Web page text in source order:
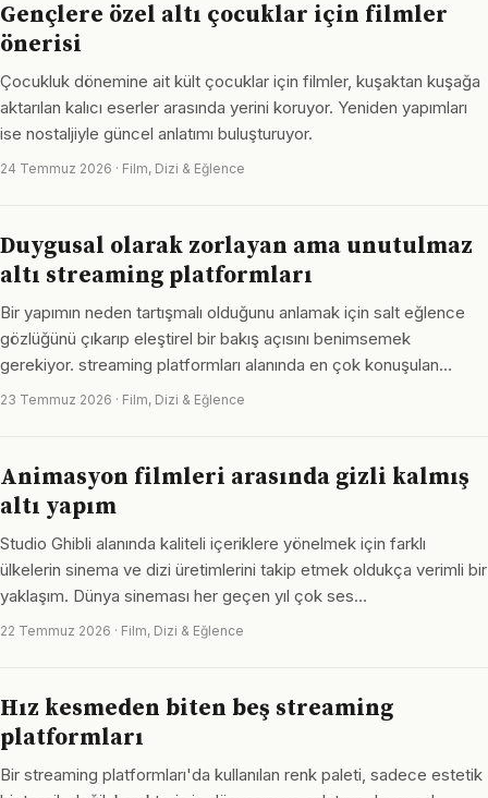
Gençlere özel altı çocuklar için filmler
önerisi
Çocukluk dönemine ait kült çocuklar için filmler, kuşaktan kuşağa
aktarılan kalıcı eserler arasında yerini koruyor. Yeniden yapımları
ise nostaljiyle güncel anlatımı buluşturuyor.
24 Temmuz 2026 · Film, Dizi & Eğlence
Duygusal olarak zorlayan ama unutulmaz
altı streaming platformları
Bir yapımın neden tartışmalı olduğunu anlamak için salt eğlence
gözlüğünü çıkarıp eleştirel bir bakış açısını benimsemek
gerekiyor. streaming platformları alanında en çok konuşulan…
23 Temmuz 2026 · Film, Dizi & Eğlence
Animasyon filmleri arasında gizli kalmış
altı yapım
Studio Ghibli alanında kaliteli içeriklere yönelmek için farklı
ülkelerin sinema ve dizi üretimlerini takip etmek oldukça verimli bir
yaklaşım. Dünya sineması her geçen yıl çok ses…
22 Temmuz 2026 · Film, Dizi & Eğlence
Hız kesmeden biten beş streaming
platformları
Bir streaming platformları'da kullanılan renk paleti, sadece estetik